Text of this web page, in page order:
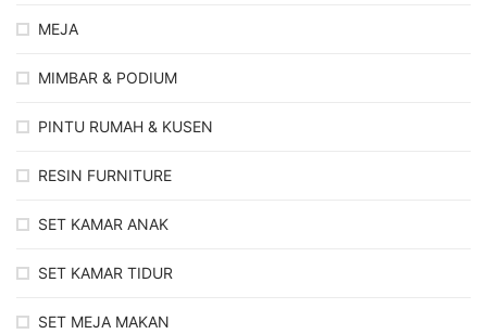
MEJA
MIMBAR & PODIUM
PINTU RUMAH & KUSEN
RESIN FURNITURE
SET KAMAR ANAK
SET KAMAR TIDUR
SET MEJA MAKAN